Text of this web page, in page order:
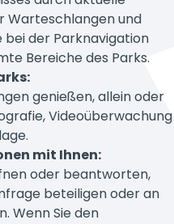
Warteschlangen und
bei der Parknavigation
Bereiche des Parks.
genießen, allein oder
Videoüberwachung
mit Ihnen:
oder beantworten,
beteiligen oder an
Wenn Sie den